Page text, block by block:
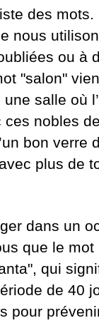
des mots.
nous
ou à
"salon"
salle où
ces nobles de
bon verre
plus de
dans un
que le mot
qui
de 40
pour